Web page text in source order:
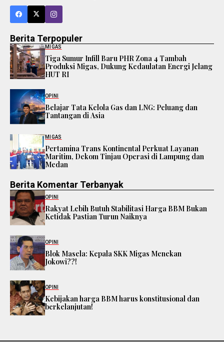
Berita Terpopuler
MIGAS
Tiga Sumur Infill Baru PHR Zona 4 Tambah
Produksi Migas, Dukung Kedaulatan Energi Jelang
HUT RI
OPINI
Belajar Tata Kelola Gas dan LNG: Peluang dan
Tantangan di Asia
MIGAS
Pertamina Trans Kontinental Perkuat Layanan
Maritim, Dekom Tinjau Operasi di Lampung dan
Medan
Berita Komentar Terbanyak
OPINI
Rakyat Lebih Butuh Stabilitasi Harga BBM Bukan
Ketidak Pastian Turun Naiknya
OPINI
Blok Masela: Kepala SKK Migas Menekan
Jokowi??!
OPINI
Kebijakan harga BBM harus konstitusional dan
berkelanjutan!